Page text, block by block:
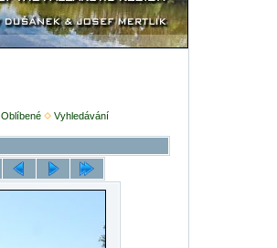
Oblíbené Vyhledávání